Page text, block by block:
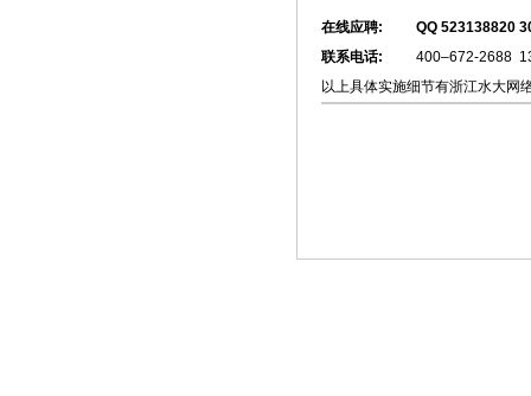
在线应聘:
QQ 523138820
联系电话:
400–672-2688
以上具体实施细节有浙江水大网